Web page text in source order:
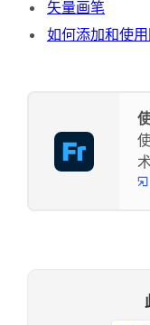
矢量画笔
如何添加和使